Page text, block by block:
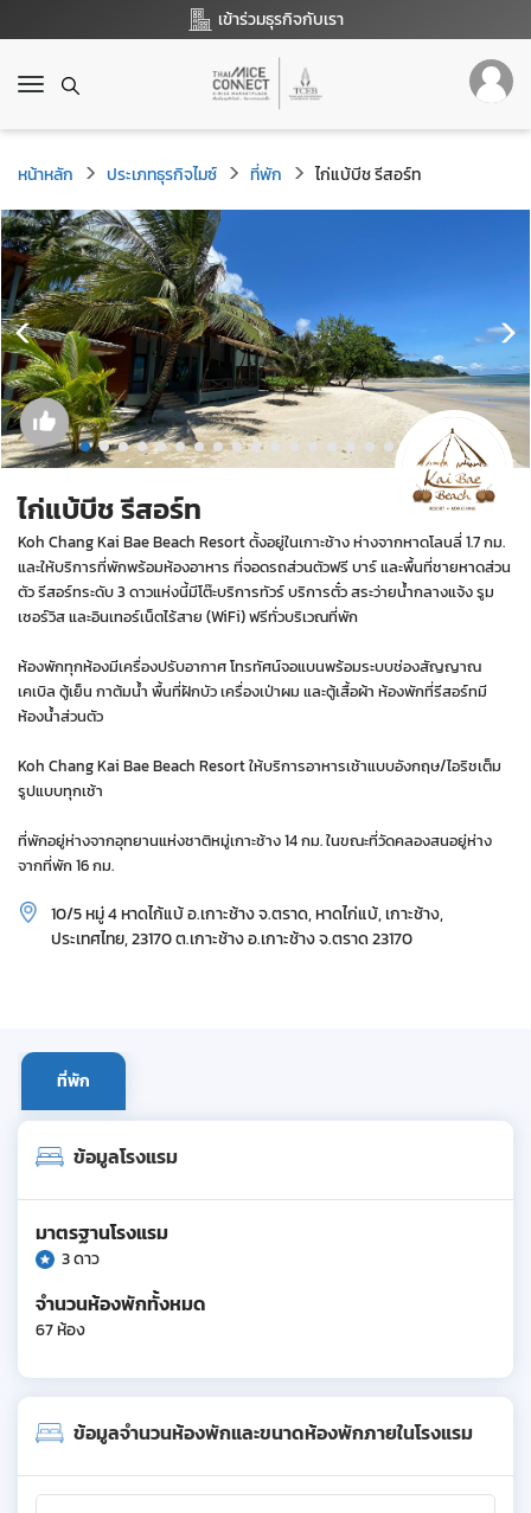
เข้าร่วมธุรกิจกับเรา
T
g
g
l
e
n
a
v
i
g
a
t
i
o
n
หน้าหลัก ประเภทธุรกิจไมซ์ ที่พัก ไก่แบ้บีช รีสอร์ท
ไก่แบ้บีช รีสอร์ท
Koh Chang Kai Bae Beach Resort ตั้งอยู่ในเกาะช้าง ห่างจากหาดโลนลี่ 1.7 กม.
และให้บริการที่พักพร้อมห้องอาหาร ที่จอดรถส่วนตัวฟรี บาร์ และพื้นที่ชายหาดส่วน
ตัว รีสอร์ทระดับ 3 ดาวแห่งนี้มีโต๊ะบริการทัวร์ บริการตั๋ว สระว่ายน้ำกลางแจ้ง รูม
เซอร์วิส และอินเทอร์เน็ตไร้สาย (WiFi) ฟรีทั่วบริเวณที่พัก
ห้องพักทุกห้องมีเครื่องปรับอากาศ โทรทัศน์จอแบนพร้อมระบบช่องสัญญาณ
เคเบิล ตู้เย็น กาต้มน้ำ พื้นที่ฝักบัว เครื่องเป่าผม และตู้เสื้อผ้า ห้องพักที่รีสอร์ทมี
ห้องน้ำส่วนตัว
Koh Chang Kai Bae Beach Resort ให้บริการอาหารเช้าแบบอังกฤษ/ไอริชเต็ม
รูปแบบทุกเช้า
ที่พักอยู่ห่างจากอุทยานแห่งชาติหมู่เกาะช้าง 14 กม. ในขณะที่วัดคลองสนอยู่ห่าง
จากที่พัก 16 กม.
10/5 หมู่ 4 หาดไก้แบ้ อ.เกาะช้าง จ.ตราด, หาดไก่แบ้, เกาะช้าง,
ประเทศไทย, 23170 ต.เกาะช้าง อ.เกาะช้าง จ.ตราด 23170
ที่พัก
ข้อมูลโรงแรม
มาตรฐานโรงแรม
3 ดาว
จำนวนห้องพักทั้งหมด
67 ห้อง
ข้อมูลจำนวนห้องพักและขนาดห้องพักภายในโรงแรม